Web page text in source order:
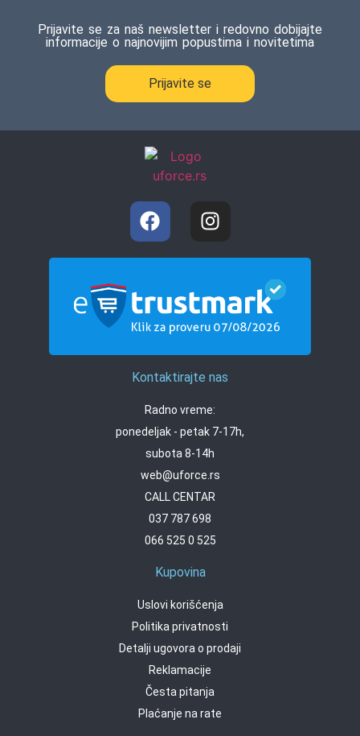
Prijavite se za naš newsletter i redovno dobijajte
informacije o najnovijim popustima i novitetima
Prijavite se
Kontaktirajte nas
Radno vreme:
ponedeljak - petak 7-17h,
subota 8-14h
web@uforce.rs
CALL CENTAR
037 787 698
066 525 0 525
Kupovina
Uslovi korišćenja
Politika privatnosti
Detalji ugovora o prodaji
Reklamacije
Česta pitanja
Plaćanje na rate